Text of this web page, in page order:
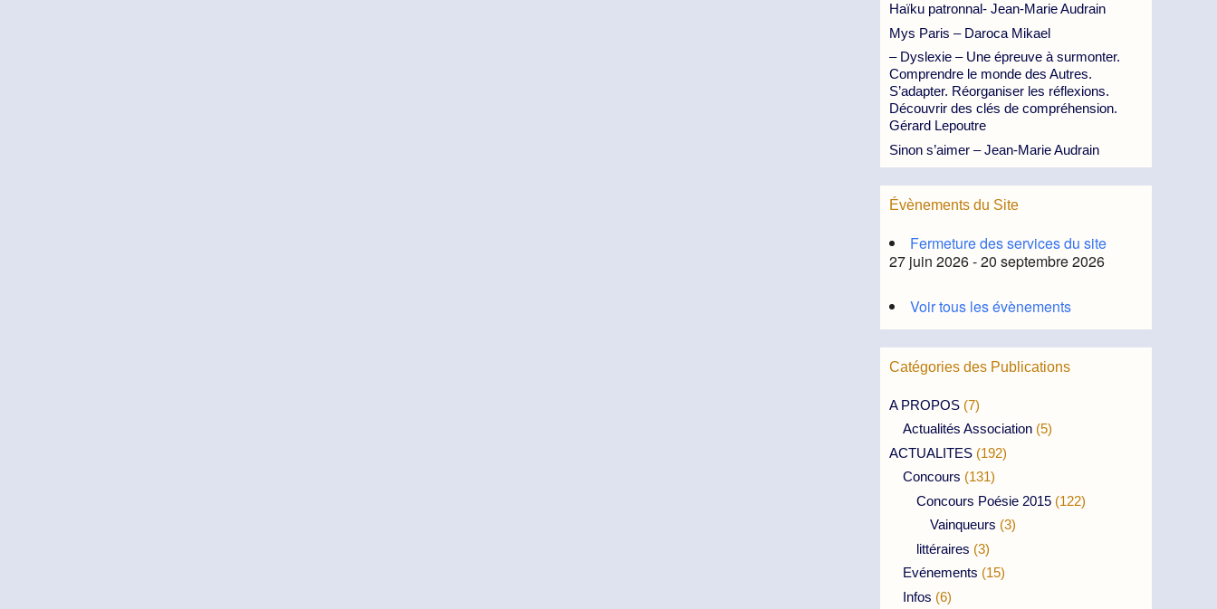
Haïku patronnal- Jean-Marie Audrain
Mys Paris – Daroca Mikael
– Dyslexie – Une épreuve à surmonter.
Comprendre le monde des Autres.
S’adapter. Réorganiser les réflexions.
Découvrir des clés de compréhension.
Gérard Lepoutre
Sinon s’aimer – Jean-Marie Audrain
Évènements du Site
Fermeture des services du site
27 juin 2026 - 20 septembre 2026
Voir tous les évènements
Catégories des Publications
A PROPOS (7)
Actualités Association (5)
ACTUALITES (192)
Concours (131)
Concours Poésie 2015 (122)
Vainqueurs (3)
littéraires (3)
Evénements (15)
Infos (6)